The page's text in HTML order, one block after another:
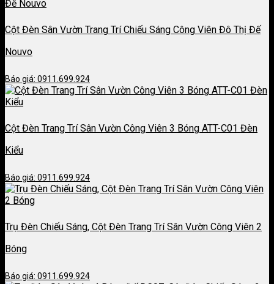
Cột Đèn Sân Vườn Trang Trí Chiếu Sáng Công Viên Đô Thị Đế
Nouvo
Báo giá: 0911.699.924
Cột Đèn Trang Trí Sân Vườn Công Viên 3 Bóng ATT-C01 Đèn
Kiểu
Báo giá: 0911.699.924
Trụ Đèn Chiếu Sáng, Cột Đèn Trang Trí Sân Vườn Công Viên 2
Bóng
Báo giá: 0911.699.924